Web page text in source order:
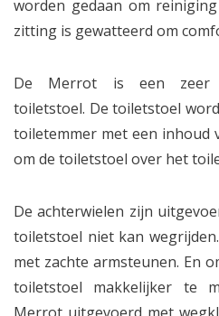
worden gedaan om
zitting is gewatteerd om
De Merrot is een zeer
toiletstoel. De toiletstoel
toiletemmer met een inhoud
om de toiletstoel over het
De achterwielen zijn
toiletstoel niet kan
met zachte armsteunen. En
toiletstoel makkelijker te